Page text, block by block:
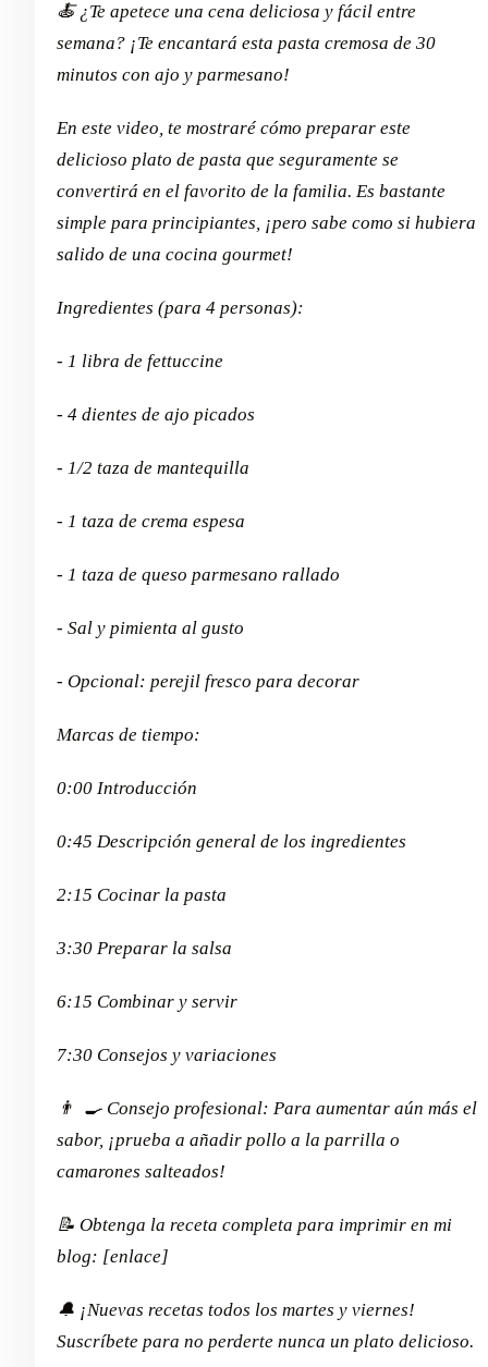
🍝 ¿Te apetece una cena deliciosa y fácil entre
semana? ¡Te encantará esta pasta cremosa de 30
minutos con ajo y parmesano!
En este video, te mostraré cómo preparar este
delicioso plato de pasta que seguramente se
convertirá en el favorito de la familia. Es bastante
simple para principiantes, ¡pero sabe como si hubiera
salido de una cocina gourmet!
Ingredientes (para 4 personas):
- 1 libra de fettuccine
- 4 dientes de ajo picados
- 1/2 taza de mantequilla
- 1 taza de crema espesa
- 1 taza de queso parmesano rallado
- Sal y pimienta al gusto
- Opcional: perejil fresco para decorar
Marcas de tiempo:
0:00 Introducción
0:45 Descripción general de los ingredientes
2:15 Cocinar la pasta
3:30 Preparar la salsa
6:15 Combinar y servir
7:30 Consejos y variaciones
👨 ‍ 🍳 Consejo profesional: Para aumentar aún más el
sabor, ¡prueba a añadir pollo a la parrilla o
camarones salteados!
📝 Obtenga la receta completa para imprimir en mi
blog: [enlace]
🔔 ¡Nuevas recetas todos los martes y viernes!
Suscríbete para no perderte nunca un plato delicioso.